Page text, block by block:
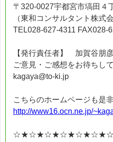
〒320-0027宇都宮市塙田４
（東和コンサルタント株式
TEL028-627-4311 FAX028-
【発行責任者】 加賀谷朋
ご意見・ご感想をお待ちし
kagaya@to-ki.jp
こちらのホームページも是
http://www16.ocn.ne.jp/